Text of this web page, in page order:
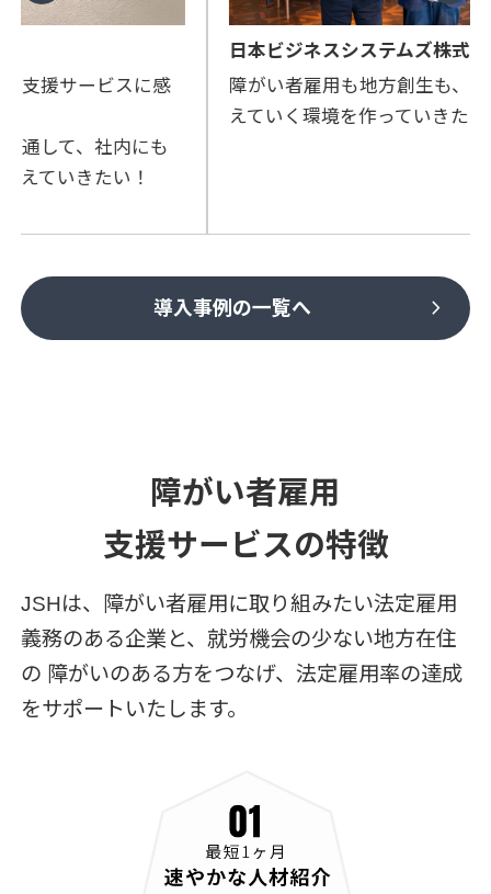
日本ビジネスシステムズ株式会社
障がい者雇用も地方創生も、全社員が一緒に考
えていく環境を作っていきたい！
導入事例の一覧へ chevron_right
障がい者雇⽤
⽀援サービスの特徴
JSHは、障がい者雇⽤に取り組みたい法定雇用
義務のある企業と、就労機会の少ない地⽅在住
の 障がいのある⽅をつなげ、法定雇⽤率の達成
をサポートいたします。